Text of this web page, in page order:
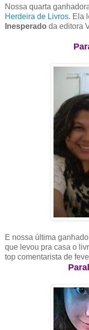
Nossa quarta
Herdeira de Livros. Ela
Inesperado da editora
E nossa última
que levou pra casa o
top comentarista de